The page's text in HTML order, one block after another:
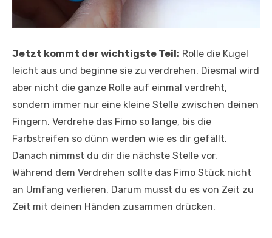
Jetzt kommt der wichtigste Teil: Rolle die Kugel
leicht aus und beginne sie zu verdrehen. Diesmal wird
aber nicht die ganze Rolle auf einmal verdreht,
sondern immer nur eine kleine Stelle zwischen deinen
Fingern. Verdrehe das Fimo so lange, bis die
Farbstreifen so dünn werden wie es dir gefällt.
Danach nimmst du dir die nächste Stelle vor.
Während dem Verdrehen sollte das Fimo Stück nicht
an Umfang verlieren. Darum musst du es von Zeit zu
Zeit mit deinen Händen zusammen drücken.